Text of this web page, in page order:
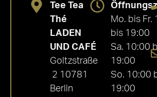
Tee Tea
Thé
LADEN
UND CAFÉ
Goltzstraße
2 10781
Berlin
Mo. bis Fr.
bis 19:00
Sa. 10:00
19:00
So. 10:00
19:00